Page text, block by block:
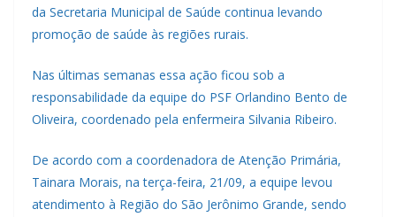
da Secretaria Municipal de Saúde continua levando
promoção de saúde às regiões rurais.
Nas últimas semanas essa ação ficou sob a
responsabilidade da equipe do PSF Orlandino Bento de
Oliveira, coordenado pela enfermeira Silvania Ribeiro.
De acordo com a coordenadora de Atenção Primária,
Tainara Morais, na terça-feira, 21/09, a equipe levou
atendimento à Região do São Jerônimo Grande, sendo